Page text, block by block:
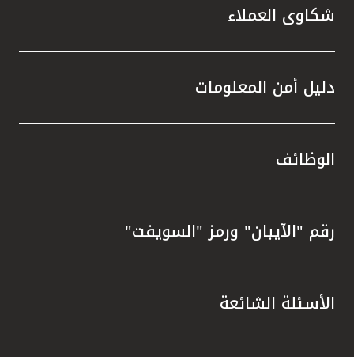
شكاوى العملاء
دليل أمن المعلومات
الوظائف
رقم "الآيبان" ورمز "السويفت"
الأسئلة الشائعة